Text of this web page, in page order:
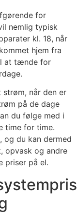
for
nemlig typisk
kl. 18, når
hjem fra
at tænde for
strøm, når den er
på de dage
du følge med i
time for time.
og du kan dermed
opvask og andre
priser på el.